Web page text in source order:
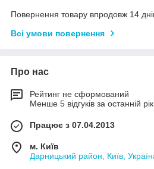
Повернення товару впродовж 14
Всі умови повернення
Про нас
Рейтинг не сформований
Менше 5 відгуків за останній рік
Працює з 07.04.2013
м. Київ
Дарницький район, Київ,